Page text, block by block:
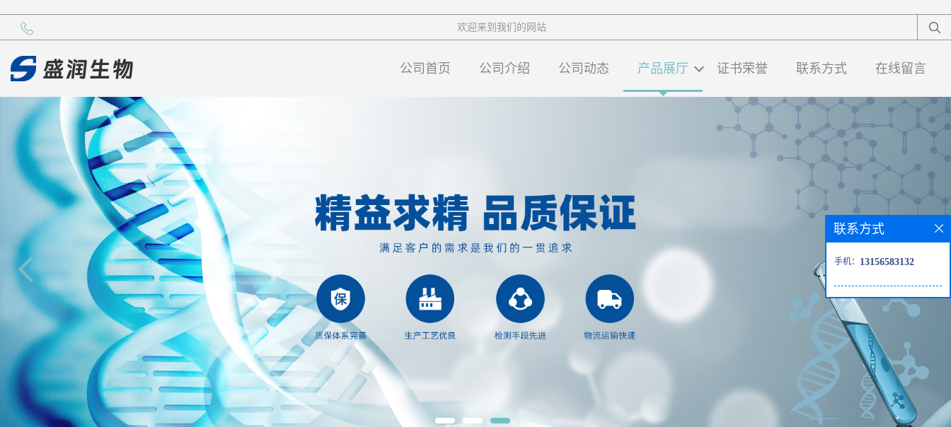
欢迎来到我们的网站
公司首页 公司介绍 公司动态 产品展厅 证书荣誉 联系方式 在线留言
联系方式
手机： 13156583132